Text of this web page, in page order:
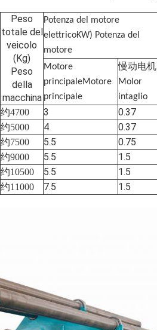
Peso
totale del
veicolo
(Kg)
Peso
della
macchina
Potenza del motore
elettricoKW) Potenza del
motore
Motore
principaleMotore
principale
慢动电机
Molor
intaglio
约4700 3 0.37
约5000 4 0.37
约7500 5.5 0.75
约9000 5.5 1.5
约10500 5.5 1.5
约11000 7.5 1.5